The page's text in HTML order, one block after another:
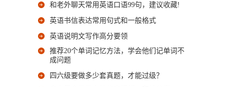
和老外聊天常用英语口语99句，建议收藏!
英语书信表达常用句式和一般格式
英语说明文写作高分要领
推荐20个单词记忆方法，学会他们记单词不
成问题
四六级要做多少套真题，才能过级？